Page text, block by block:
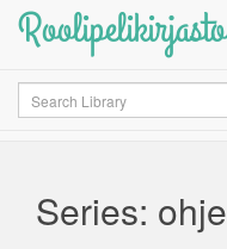
Roolipelikirjasto
Search
Series: ohje